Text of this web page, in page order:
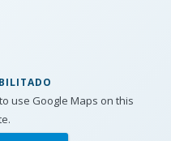
use Google Maps on this